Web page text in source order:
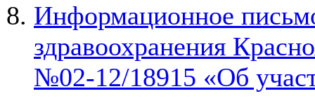
Информационное
здравоохранения
№02-12/18915 «Об